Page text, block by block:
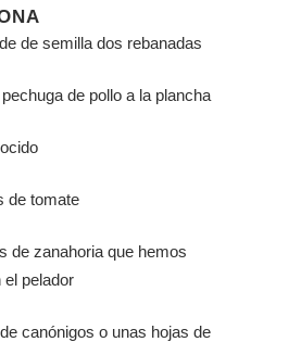
de semilla dos rebanadas
de pollo a la plancha
de tomate
de zanahoria que hemos
pelador
canónigos o unas hojas de